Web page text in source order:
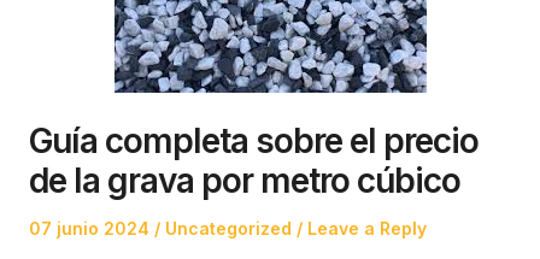
Guía completa sobre el precio
de la grava por metro cúbico
Posted
07 junio 2024
Posted
Uncategorized Leave a Reply